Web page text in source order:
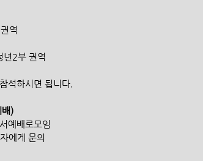
역
년2부 권역
석하시면 됩니다.
)
예배로모임
에게 문의